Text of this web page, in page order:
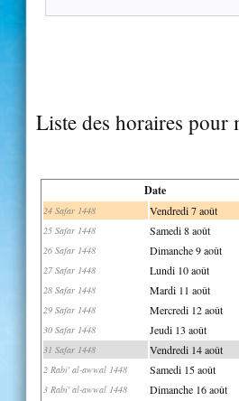
Liste des horaires pour
Date
24 Safar 1448 Vendredi 7 août
25 Safar 1448 Samedi 8 août
26 Safar 1448 Dimanche 9 août
27 Safar 1448 Lundi 10 août
28 Safar 1448 Mardi 11 août
29 Safar 1448 Mercredi 12 août
30 Safar 1448 Jeudi 13 août
31 Safar 1448 Vendredi 14 août
2 Rabi' al-awwal 1448 Samedi 15 août
3 Rabi' al-awwal 1448 Dimanche 16 août